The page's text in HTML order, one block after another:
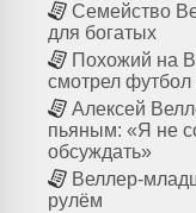
Семейство
для богатых
Похожий на
смотрел
Алексей
пьяным: «Я не
обсуждать»
Веллер-
рулём